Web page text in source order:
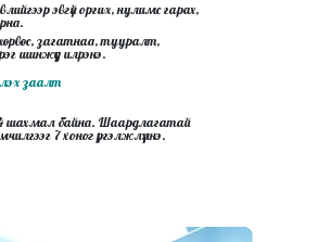
эвгүй оргих, нулимс гарах,
загатнаа, тууралт,
шинжүүд илрэнэ.
заалт
4 шахмал байна. Шаардлагатай
7 хоног үргэлжлүүлнэ.